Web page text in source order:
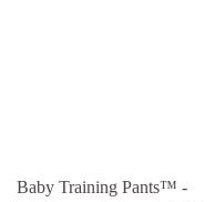
Baby Training Pants™ -